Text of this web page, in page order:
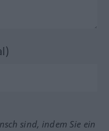
sind, indem Sie ein